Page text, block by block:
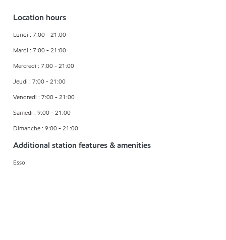
Location hours
Lundi : 7:00 - 21:00
Mardi : 7:00 - 21:00
Mercredi : 7:00 - 21:00
Jeudi : 7:00 - 21:00
Vendredi : 7:00 - 21:00
Samedi : 9:00 - 21:00
Dimanche : 9:00 - 21:00
Additional station features & amenities
Esso